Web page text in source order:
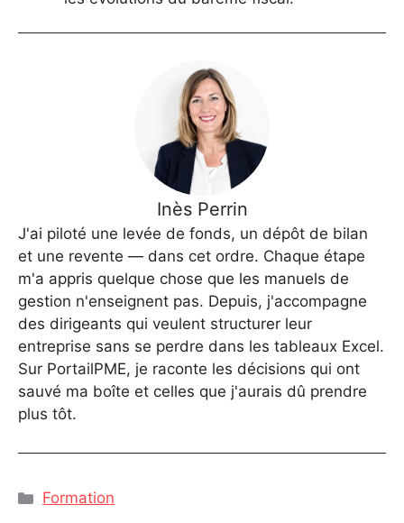
Inès Perrin
J'ai piloté une levée de fonds, un dépôt de bilan
et une revente — dans cet ordre. Chaque étape
m'a appris quelque chose que les manuels de
gestion n'enseignent pas. Depuis, j'accompagne
des dirigeants qui veulent structurer leur
entreprise sans se perdre dans les tableaux Excel.
Sur PortailPME, je raconte les décisions qui ont
sauvé ma boîte et celles que j'aurais dû prendre
plus tôt.
Catégories
Formation